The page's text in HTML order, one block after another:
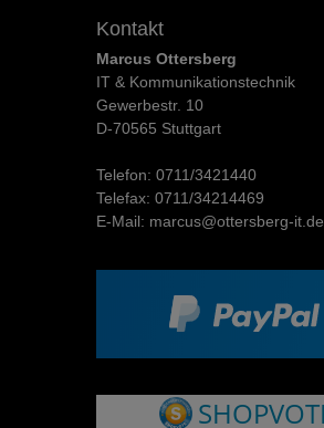
Kontakt
Marcus Ottersberg
IT & Kommunikationstechnik
Gewerbestr. 10
D-70565 Stuttgart
Telefon: 0711/3421440
Telefax: 0711/34214469
E-Mail: marcus@ottersberg-it.de